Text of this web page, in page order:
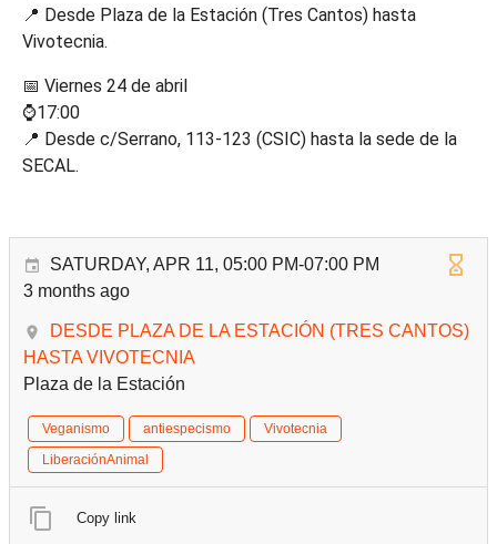
📍 Desde Plaza de la Estación (Tres Cantos) hasta
Vivotecnia.
📅 Viernes 24 de abril
⌚17:00
📍 Desde c/Serrano, 113-123 (CSIC) hasta la sede de la
SECAL.
SATURDAY, APR 11, 05:00 PM-07:00 PM
3 months ago
DESDE PLAZA DE LA ESTACIÓN (TRES CANTOS)
HASTA VIVOTECNIA
Plaza de la Estación
Veganismo antiespecismo
Vivotecnia
LiberaciónAnimal
Copy link